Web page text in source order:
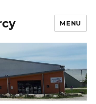
MENU